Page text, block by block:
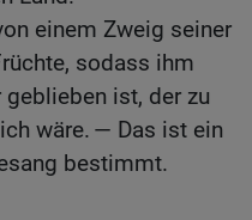
einem Zweig seiner
sodass ihm
ist, der zu
wäre. — Das ist ein
bestimmt.